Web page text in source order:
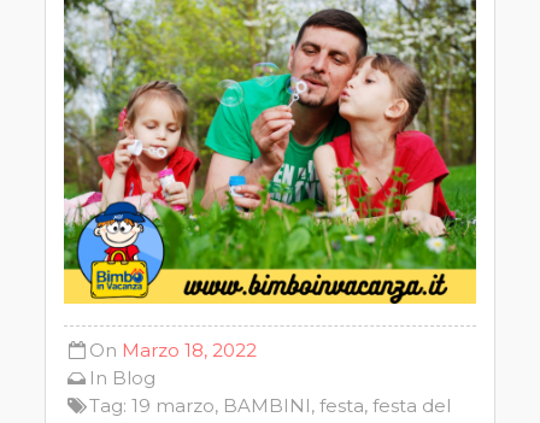
On Marzo 18, 2022
In Blog
Tag:19 marzo, BAMBINI,festa,festa del